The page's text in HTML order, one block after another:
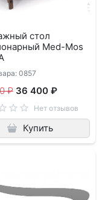
стол
Med-Mos
0857
₽ 36 400 ₽
Нет отзывов
Купить